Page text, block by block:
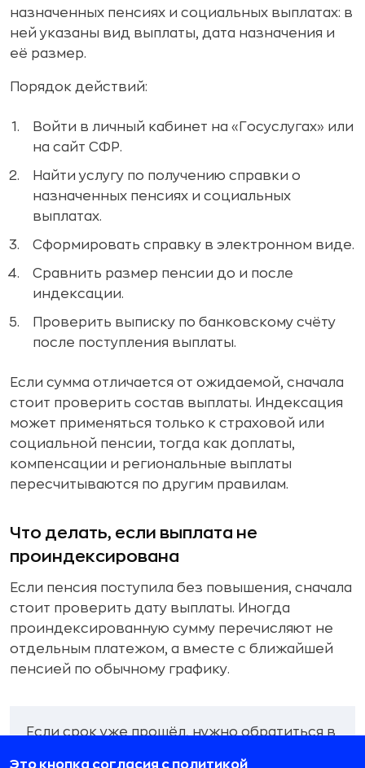
назначенных пенсиях и социальных выплатах: в
ней указаны вид выплаты, дата назначения и
её размер.
Порядок действий:
Войти в личный кабинет на «Госуслугах» или
на сайт СФР.
Найти услугу по получению справки о
назначенных пенсиях и социальных
выплатах.
Сформировать справку в электронном виде.
Сравнить размер пенсии до и после
индексации.
Проверить выписку по банковскому счёту
после поступления выплаты.
Если сумма отличается от ожидаемой, сначала
стоит проверить состав выплаты. Индексация
может применяться только к страховой или
социальной пенсии, тогда как доплаты,
компенсации и региональные выплаты
пересчитываются по другим правилам.
Что делать, если выплата не
проиндексирована
Если пенсия поступила без повышения, сначала
стоит проверить дату выплаты. Иногда
проиндексированную сумму перечисляют не
отдельным платежом, а вместе с ближайшей
пенсией по обычному графику.
Если срок уже прошёл, нужно обратиться в
Это кнопка согласия с политикой